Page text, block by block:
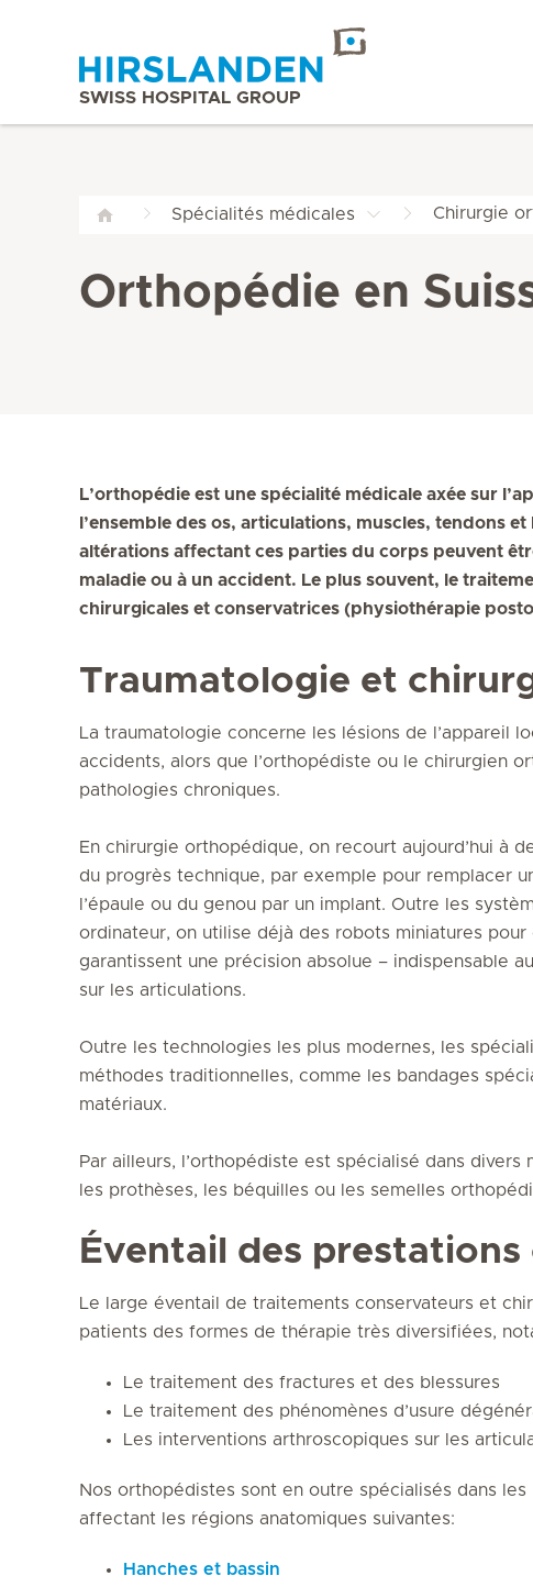
SWISS HOSPITAL GROUP
Spécialités médicales Chirurgie
Orthopédie en
L’orthopédie est une spécialité médicale axée sur
l’ensemble des os, articulations, muscles, tendons
altérations affectant ces parties du corps peuvent
maladie ou à un accident. Le plus souvent, le
chirurgicales et conservatrices (physiothérapie
Traumatologie et
La traumatologie concerne les lésions de l’appareil
accidents, alors que l’orthopédiste ou le chirurgien
pathologies chroniques.
En chirurgie orthopédique, on recourt aujourd’hui à
du progrès technique, par exemple pour remplacer
l’épaule ou du genou par un implant. Outre les
ordinateur, on utilise déjà des robots miniatures
garantissent une précision absolue – indispensable
sur les articulations.
Outre les technologies les plus modernes, les
méthodes traditionnelles, comme les bandages
matériaux.
Par ailleurs, l’orthopédiste est spécialisé dans
les prothèses, les béquilles ou les semelles
Éventail des
Le large éventail de traitements conservateurs et
patients des formes de thérapie très diversifiées,
Le traitement des fractures et des blessures
Le traitement des phénomènes d’usure
Les interventions arthroscopiques sur les
Nos orthopédistes sont en outre spécialisés dans
affectant les régions anatomiques suivantes:
Hanches et bassin